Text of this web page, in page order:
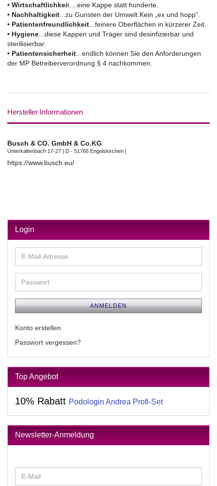
• Wirtschaftlichkeit....eine Kappe statt hunderte.
• Nachhaltigkeit ...zu Gunsten der Umwelt.Kein „ex und hopp“.
• Patientenfreundlichkeit ...feinere Oberflächen in kürzerer Zeit.
• Hygiene ...diese Kappen und Träger sind desinfizierbar und
sterilisierbar.
• Patientensicherheit ...endlich können Sie den Anforderungen
der MP Betreiberverordnung § 4 nachkommen.
Hersteller Informationen
Busch & CO. GmbH & Co.KG
Unterkaltenbach 17-27 | D - 51766 Engelskirchen |
https://www.busch.eu/
Login
E-
Mail-
Adresse
Passwort
ANMELDEN
Konto erstellen
Passwort vergessen?
Top Angebot
10% Rabatt Podologin Andrea Profi-Set
Newsletter-Anmeldung
ZUR
E-